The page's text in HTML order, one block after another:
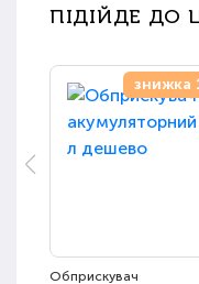
ПІДІЙДЕ ДО
знижка
Обприскувач